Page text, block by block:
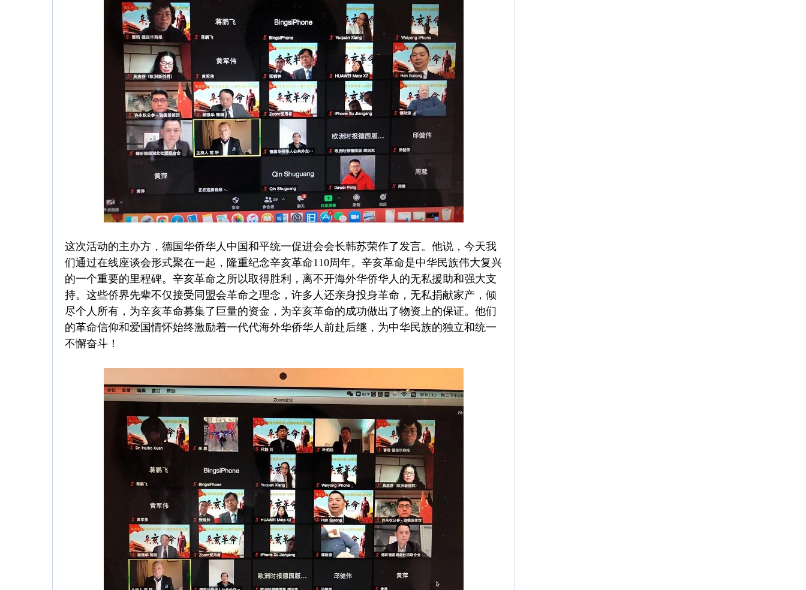
这次活动的主办方，德国华侨华人中国和平统一促进会会长韩苏荣作了发言。他说，今天我
们通过在线座谈会形式聚在一起，隆重纪念辛亥革命110周年。辛亥革命是中华民族伟大复兴
的一个重要的里程碑。辛亥革命之所以取得胜利，离不开海外华侨华人的无私援助和强大支
持。这些侨界先辈不仅接受同盟会革命之理念，许多人还亲身投身革命，无私捐献家产，倾
尽个人所有，为辛亥革命募集了巨量的资金，为辛亥革命的成功做出了物资上的保证。他们
的革命信仰和爱国情怀始终激励着一代代海外华侨华人前赴后继，为中华民族的独立和统一
不懈奋斗！